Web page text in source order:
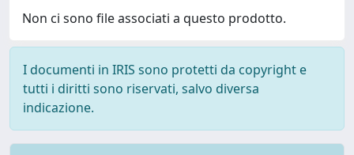
Non ci sono file associati a questo prodotto.
I documenti in IRIS sono protetti da copyright e
tutti i diritti sono riservati, salvo diversa
indicazione.